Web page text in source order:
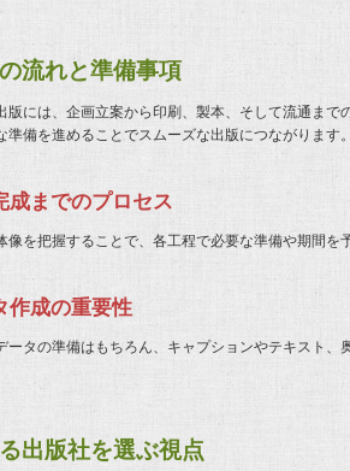
流れと準備事項
版には、企画立案から印刷、製本、そして流通ま
準備を進めることでスムーズな出版につながります
成までのプロセス
像を把握することで、各工程で必要な準備や期間を
作成の重要性
ータの準備はもちろん、キャプションやテキスト
出版社を選ぶ視点